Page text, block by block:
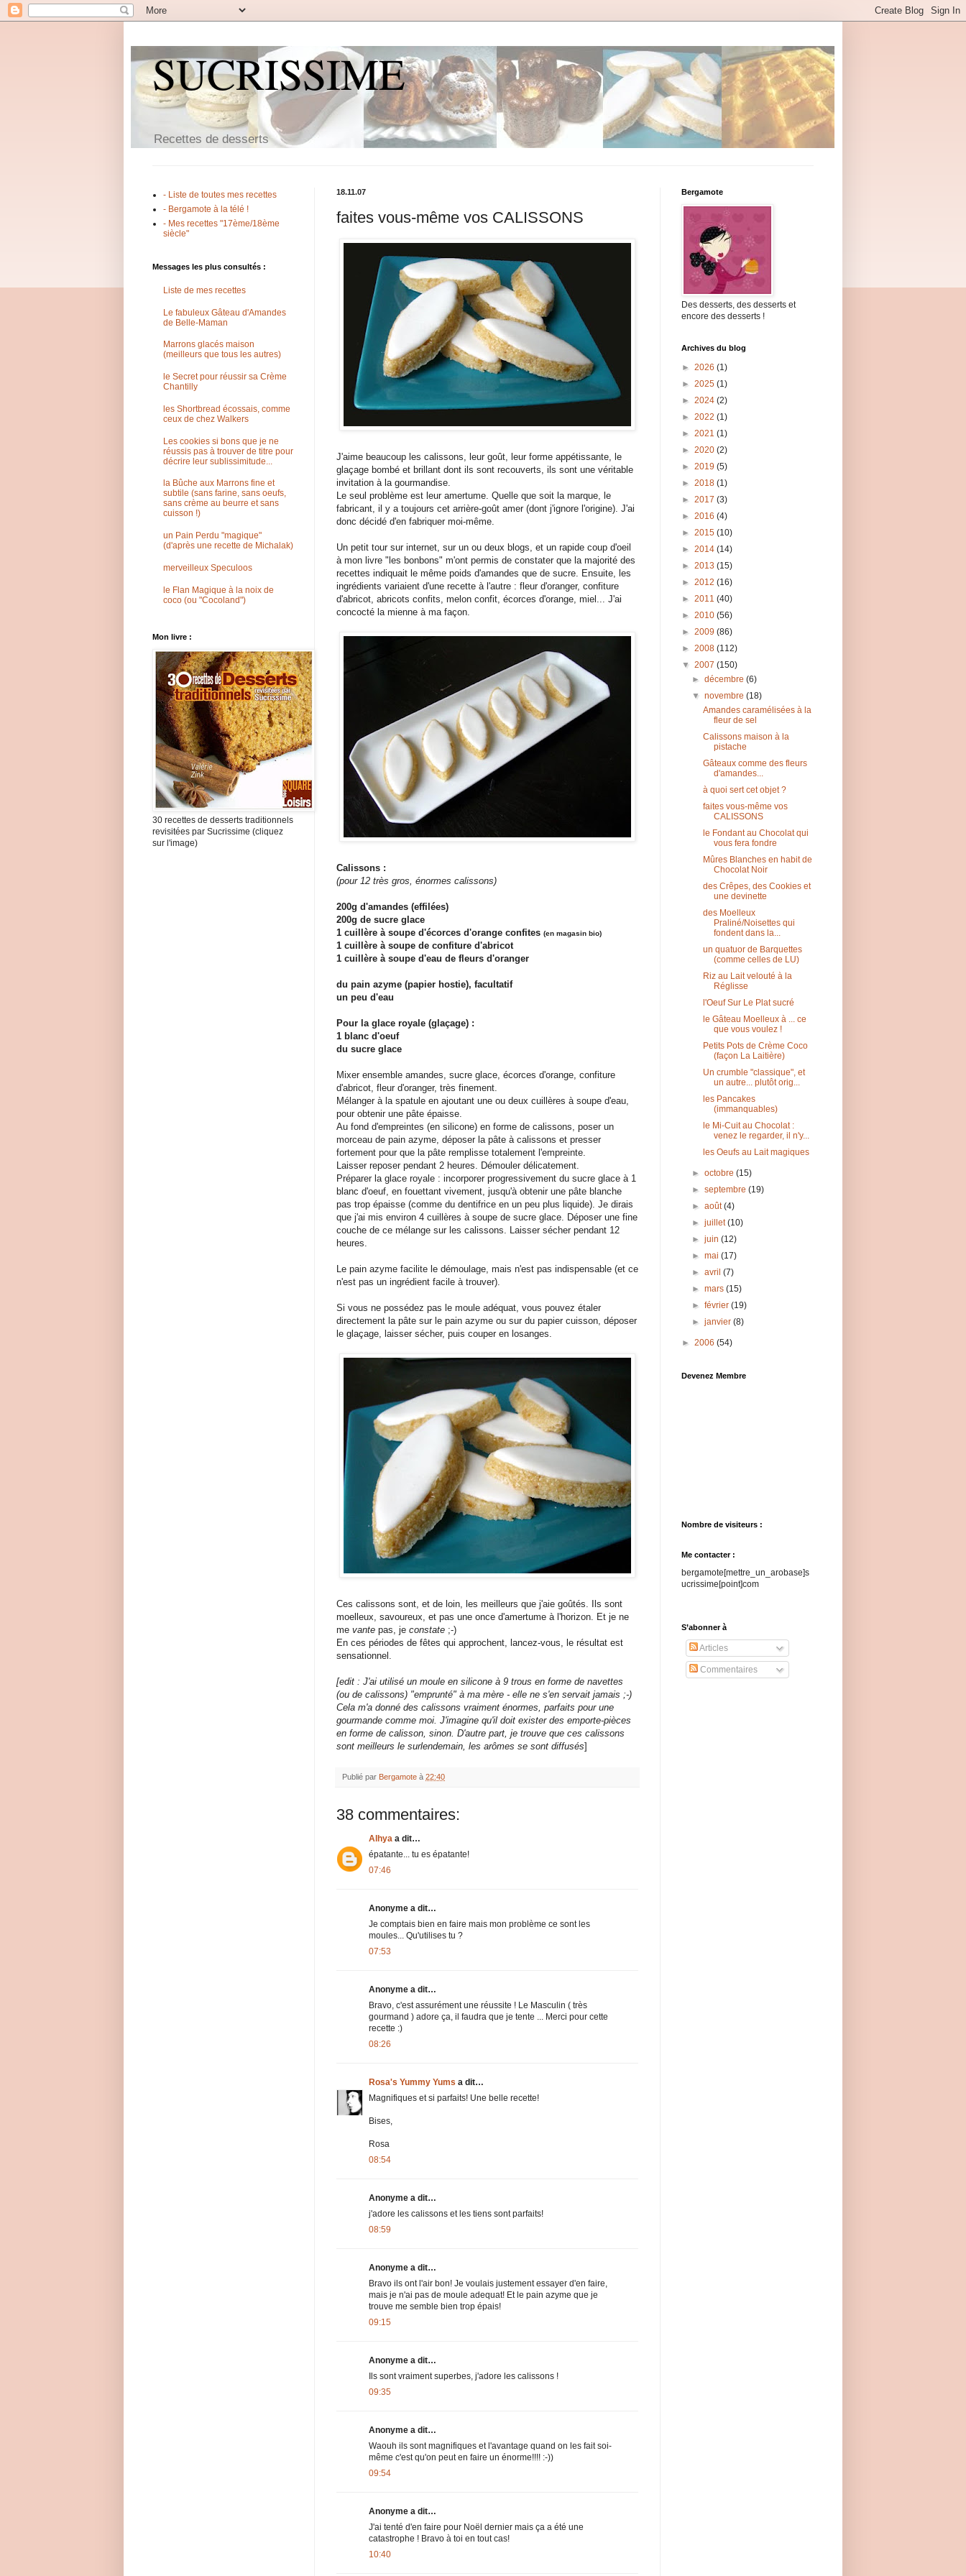
SUCRISSIME
Recettes de desserts
18.11.07
faites vous-même vos CALISSONS
J'aime beaucoup les calissons, leur goût, leur forme appétissante, le
glaçage bombé et brillant dont ils sont recouverts, ils sont une véritable
invitation à la gourmandise.
Le seul problème est leur amertume. Quelle que soit la marque, le
fabricant, il y a toujours cet arrière-goût amer (dont j'ignore l'origine). J'ai
donc décidé d'en fabriquer moi-même.
Un petit tour sur internet, sur un ou deux blogs, et un rapide coup d'oeil
à mon livre "les bonbons" m'ont permis de constater que la majorité des
recettes indiquait le même poids d'amandes que de sucre. Ensuite, les
ingrédients variaient d'une recette à l'autre : fleur d'oranger, confiture
d'abricot, abricots confits, melon confit, écorces d'orange, miel... J'ai
concocté la mienne à ma façon.
Calissons :
(pour 12 très gros, énormes calissons)
200g d'amandes (effilées)
200g de sucre glace
1 cuillère à soupe d'écorces d'orange confites (en magasin bio)
1 cuillère à soupe de confiture d'abricot
1 cuillère à soupe d'eau de fleurs d'oranger
du pain azyme (papier hostie), facultatif
un peu d'eau
Pour la glace royale (glaçage) :
1 blanc d'oeuf
du sucre glace
Mixer ensemble amandes, sucre glace, écorces d'orange, confiture
d'abricot, fleur d'oranger, très finement.
Mélanger à la spatule en ajoutant une ou deux cuillères à soupe d'eau,
pour obtenir une pâte épaisse.
Au fond d'empreintes (en silicone) en forme de calissons, poser un
morceau de pain azyme, déposer la pâte à calissons et presser
fortement pour que la pâte remplisse totalement l'empreinte.
Laisser reposer pendant 2 heures. Démouler délicatement.
Préparer la glace royale : incorporer progressivement du sucre glace à 1
blanc d'oeuf, en fouettant vivement, jusqu'à obtenir une pâte blanche
pas trop épaisse (comme du dentifrice en un peu plus liquide). Je dirais
que j'ai mis environ 4 cuillères à soupe de sucre glace. Déposer une fine
couche de ce mélange sur les calissons. Laisser sécher pendant 12
heures.
Le pain azyme facilite le démoulage, mais n'est pas indispensable (et ce
n'est pas un ingrédient facile à trouver).
Si vous ne possédez pas le moule adéquat, vous pouvez étaler
directement la pâte sur le pain azyme ou sur du papier cuisson, déposer
le glaçage, laisser sécher, puis couper en losanges.
Ces calissons sont, et de loin, les meilleurs que j'aie goûtés. Ils sont
moelleux, savoureux, et pas une once d'amertume à l'horizon. Et je ne
me vante pas, je constate ;-)
En ces périodes de fêtes qui approchent, lancez-vous, le résultat est
sensationnel.
[edit : J'ai utilisé un moule en silicone à 9 trous en forme de navettes
(ou de calissons) "emprunté" à ma mère - elle ne s'en servait jamais ;-)
Cela m'a donné des calissons vraiment énormes, parfaits pour une
gourmande comme moi. J'imagine qu'il doit exister des emporte-pièces
en forme de calisson, sinon. D'autre part, je trouve que ces calissons
sont meilleurs le surlendemain, les arômes se sont diffusés]
Publié par Bergamote à 22:40
38 commentaires:
Alhya a dit…
épatante... tu es épatante!
07:46
Anonyme a dit…
Je comptais bien en faire mais mon problème ce sont les
moules... Qu'utilises tu ?
07:53
Anonyme a dit…
Bravo, c'est assurément une réussite ! Le Masculin ( très
gourmand ) adore ça, il faudra que je tente ... Merci pour cette
recette :)
08:26
Rosa's Yummy Yums a dit…
Magnifiques et si parfaits! Une belle recette!
Bises,
Rosa
08:54
Anonyme a dit…
j'adore les calissons et les tiens sont parfaits!
08:59
Anonyme a dit…
Bravo ils ont l'air bon! Je voulais justement essayer d'en faire,
mais je n'ai pas de moule adequat! Et le pain azyme que je
trouve me semble bien trop épais!
09:15
Anonyme a dit…
Ils sont vraiment superbes, j'adore les calissons !
09:35
Anonyme a dit…
Waouh ils sont magnifiques et l'avantage quand on les fait soi-
même c'est qu'on peut en faire un énorme!!!! :-))
09:54
Anonyme a dit…
J'ai tenté d'en faire pour Noël dernier mais ça a été une
catastrophe ! Bravo à toi en tout cas!
10:40
- Liste de toutes mes recettes
- Bergamote à la télé !
- Mes recettes "17ème/18ème
siècle"
Messages les plus consultés :
Liste de mes recettes
Le fabuleux Gâteau d'Amandes
de Belle-Maman
Marrons glacés maison
(meilleurs que tous les autres)
le Secret pour réussir sa Crème
Chantilly
les Shortbread écossais, comme
ceux de chez Walkers
Les cookies si bons que je ne
réussis pas à trouver de titre pour
décrire leur sublissimitude...
la Bûche aux Marrons fine et
subtile (sans farine, sans oeufs,
sans crème au beurre et sans
cuisson !)
un Pain Perdu "magique"
(d'après une recette de Michalak)
merveilleux Speculoos
le Flan Magique à la noix de
coco (ou "Cocoland")
Mon livre :
30 recettes de desserts traditionnels
revisitées par Sucrissime (cliquez
sur l'image)
Bergamote
Des desserts, des desserts et
encore des desserts !
Archives du blog
► 2026 (1)
► 2025 (1)
► 2024 (2)
► 2022 (1)
► 2021 (1)
► 2020 (2)
► 2019 (5)
► 2018 (1)
► 2017 (3)
► 2016 (4)
► 2015 (10)
► 2014 (14)
► 2013 (15)
► 2012 (16)
► 2011 (40)
► 2010 (56)
► 2009 (86)
► 2008 (112)
▼ 2007 (150)
►décembre(6)
▼novembre(18)
Amandes caramélisées à la
fleur de sel
Calissons maison à la
pistache
Gâteaux comme des fleurs
d'amandes...
à quoi sert cet objet ?
faites vous-même vos
CALISSONS
le Fondant au Chocolat qui
vous fera fondre
Mûres Blanches en habit de
Chocolat Noir
des Crêpes, des Cookies et
une devinette
des Moelleux
Praliné/Noisettes qui
fondent dans la...
un quatuor de Barquettes
(comme celles de LU)
Riz au Lait velouté à la
Réglisse
l'Oeuf Sur Le Plat sucré
le Gâteau Moelleux à ... ce
que vous voulez !
Petits Pots de Crème Coco
(façon La Laitière)
Un crumble "classique", et
un autre... plutôt orig...
les Pancakes
(immanquables)
le Mi-Cuit au Chocolat :
venez le regarder, il n'y...
les Oeufs au Lait magiques
►octobre(15)
►septembre(19)
►août(4)
►juillet(10)
►juin(12)
►mai(17)
►avril(7)
►mars(15)
►février(19)
►janvier(8)
► 2006 (54)
Devenez Membre
Nombre de visiteurs :
Me contacter :
bergamote[mettre_un_arobase]s
ucrissime[point]com
S’abonner à
Articles
Commentaires